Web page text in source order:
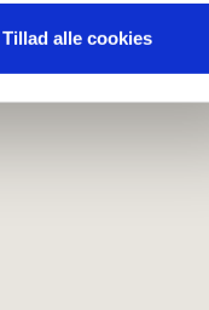
for sociale medier,
Tillad alle cookies